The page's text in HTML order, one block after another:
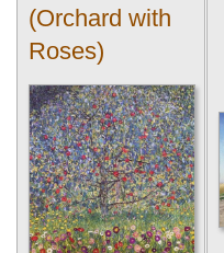
(Orchard with
Roses)